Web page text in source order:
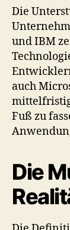
Die
und IBM
auch
Fuß zu
Die